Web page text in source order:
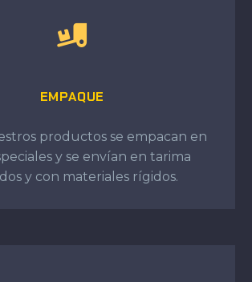
EMPAQUE
productos se empacan en
y se envían en tarima
y con materiales rígidos.